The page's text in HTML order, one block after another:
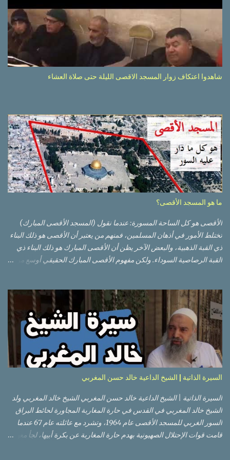
شاهدوا اعتكاف زوار المسجد الاقصى الليلة حتى صلاة العشاء
ما هو المسجد الأقصى؟
الأقصى هو كل الساحة المسورة: عندما نقول (المسجد الأقصى المبارك)
تختلط الأمور في أذهان المسلمين، فمنهم من يعتبر أن الأقصى هو ذلك البناء
ذي القبة الذهبية، والبعض الآخر يظن أن الأقصى المبارك هو ذلك البناء ذي
القبة الرصاصية السوداء. ولكن مفهوم الأقصى المبارك الحقيقي أوسع من
تلة في الزاوية الجنوبية الشرقية من مدينة القدس القديمة المسورة (البلدة
القديمة) والتي تقع في شرقي القدس فيالضفة الغربية. والمسجد الأقصى له
سور أيضاً وهو على شكل مضلع غير منتظم مساحته حوالي 144 دونم (144
كم متر مربع). المسجد الأقصى على تلة حارات البلدة القديمة – القدس
العتيقة كما هي اليوم يشمل المسجد الأقصى: قبة الصخرة المشرفة، (ذات
القبة الذهبية) والموجودة في موقع القلب بالنسبة للمسجد الأقصى
(ويستخدم الآن كمصلى للنساء يوم الجمعة). المصلى القِبلِي (المسجد
الجنوبي أو مبنى المسجد الأقصى)، ذي القبة الرصاصية السوداء، والواقع أ...
السيرة الذاتية | الشيخ الداعية خالد حسن المغربي
السيرة الذاتية | الشيخ الداعية خالد حسن المغربي الشيخ خالد المغربي ولد
الشيخ خالد المغربي في القدس في حارة المغاربة المجاورة لحائط البراق
السور الغربي للمسجد الأقصى عام 1964، وتشرد مع عائلته عام 67 عندما
قامت قوات الإحتلال الصهيونية بهدم حارة المغاربة عن بكرة أبيها، لجأ معهم